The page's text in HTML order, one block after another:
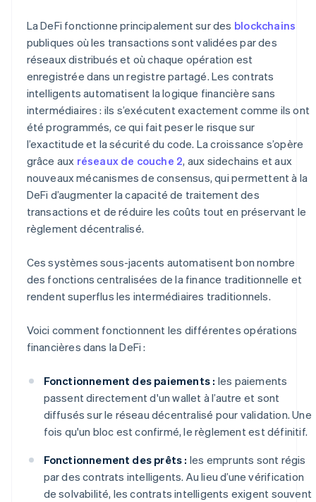
La DeFi fonctionne principalement sur des blockchains
publiques où les transactions sont validées par des
réseaux distribués et où chaque opération est
enregistrée dans un registre partagé. Les contrats
intelligents automatisent la logique financière sans
intermédiaires : ils s’exécutent exactement comme ils ont
été programmés, ce qui fait peser le risque sur
l’exactitude et la sécurité du code. La croissance s’opère
grâce aux réseaux de couche 2, aux sidechains et aux
nouveaux mécanismes de consensus, qui permettent à la
DeFi d’augmenter la capacité de traitement des
transactions et de réduire les coûts tout en préservant le
règlement décentralisé.
Ces systèmes sous-jacents automatisent bon nombre
des fonctions centralisées de la finance traditionnelle et
rendent superflus les intermédiaires traditionnels.
Voici comment fonctionnent les différentes opérations
financières dans la DeFi :
Fonctionnement des paiements : les paiements
passent directement d'un wallet à l’autre et sont
diffusés sur le réseau décentralisé pour validation. Une
fois qu'un bloc est confirmé, le règlement est définitif.
Fonctionnement des prêts : les emprunts sont régis
par des contrats intelligents. Au lieu d’une vérification
de solvabilité, les contrats intelligents exigent souvent